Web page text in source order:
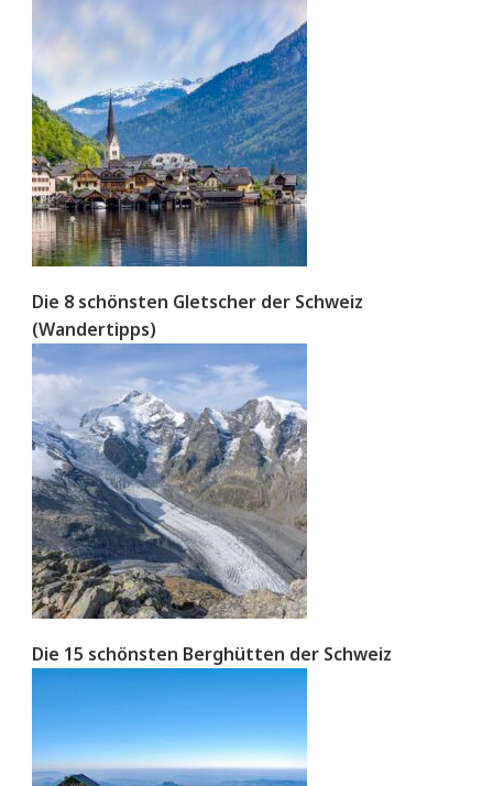
Die 8 schönsten Gletscher der Schweiz
(Wandertipps)
Die 15 schönsten Berghütten der Schweiz